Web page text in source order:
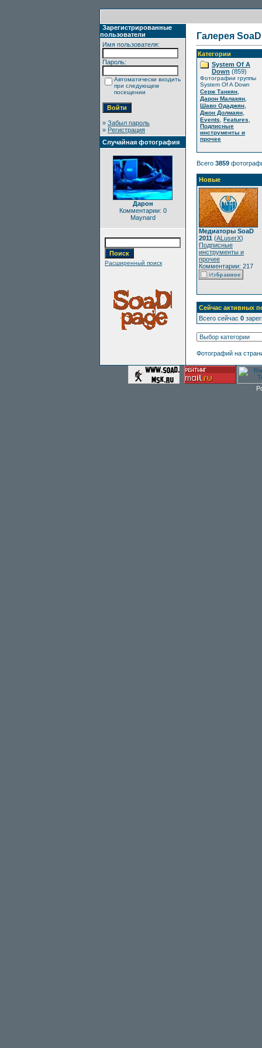
Зарегистрированные
пользователи
Имя пользователя:
Пароль:
Автоматически входить
при следующем
посещении
» Забыл пароль
» Регистрация
Случайная фотография
Дарон
Комментарии: 0
Maynard
Расширенный поиск
Галерея
Категории
System Of A
Down (859)
Фотографии группы
System Of A Down
Серж Танкян
Дарон Малакян
Шаво Одаджян
Джон Долмаян
Events Features
Подписные
инструменты и
прочее
Всего 3859
Новые
Медиаторы SoaD
2011 (ALuserX)
Подписные
инструменты и
прочее
Комментарии: 217
Сейчас активных
Всего сейчас 0
Фотографий на